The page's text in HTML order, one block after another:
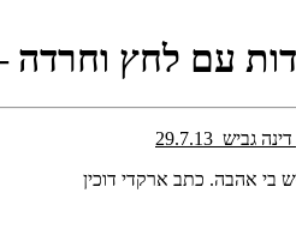
עם לחץ וחרדה
29.7.13
בי אהבה. כתב ארקדי דוכין